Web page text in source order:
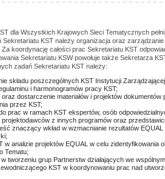
dla Wszystkich Krajowych Sieci Tematycznych
Sekretariatu KST należy organizacja oraz
koordynację całości prac Sekretariatu KST
Sekretariatu KSW powołuje także Sekretarza
zadań Sekretariatu KST należy:
składu poszczególnych KST Instytucji
i harmonogramów pracy KST;
dostarczenie materiałów i projektów
przez KST;
prac w ramach KST ekspertów, osób
projektodawców z innych programów oraz
znaczący wkład w wzmacnianie rezultatów EQUAL
w analizie projektów EQUAL w celu zidentyfikowania
Tematu;
tworzeniu grup Partnerstw działających we
KST w koordynowaniu prac nad